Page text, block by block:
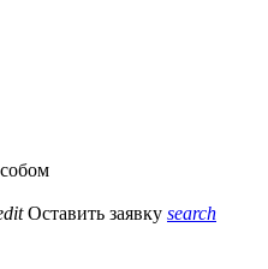
Оставить заявку search